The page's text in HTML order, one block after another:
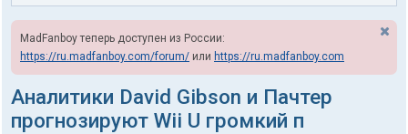
MadFanboy теперь доступен из России:
https://ru.madfanboy.com/forum/ или https://ru.madfanboy.com
Аналитики David Gibson и Пачтер
прогнозируют Wii U громкий п